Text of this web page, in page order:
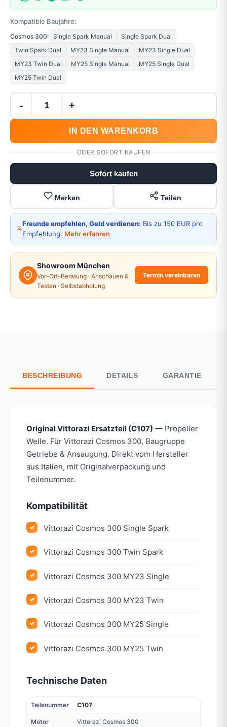
Kompatible Baujahre:
Cosmos 300: Single Spark Manual
Single Spark Dual
Twin Spark Dual
MY23 Single Manual
MY23 Single Dual
MY23 Twin Dual
MY25 Single Manual
MY25 Single Dual
MY25 Twin Dual
- +
IN DEN WARENKORB
ODER SOFORT KAUFEN
Sofort kaufen
Merken Teilen
Freunde empfehlen, Geld verdienen: Bis zu 150 EUR pro
Empfehlung. Mehr erfahren
Showroom München
Vor-Ort-Beratung · Anschauen &
Testen · Selbstabholung
Termin vereinbaren
BESCHREIBUNG DETAILS GARANTIE
Original Vittorazi Ersatzteil (C107) — Propeller
Welle. Für Vittorazi Cosmos 300, Baugruppe
Getriebe & Ansaugung. Direkt vom Hersteller
aus Italien, mit Originalverpackung und
Teilenummer.
Kompatibilität
Vittorazi Cosmos 300 Single Spark
Vittorazi Cosmos 300 Twin Spark
Vittorazi Cosmos 300 MY23 Single
Vittorazi Cosmos 300 MY23 Twin
Vittorazi Cosmos 300 MY25 Single
Vittorazi Cosmos 300 MY25 Twin
Technische Daten
Teilenummer C107
Motor Vittorazi Cosmos 300